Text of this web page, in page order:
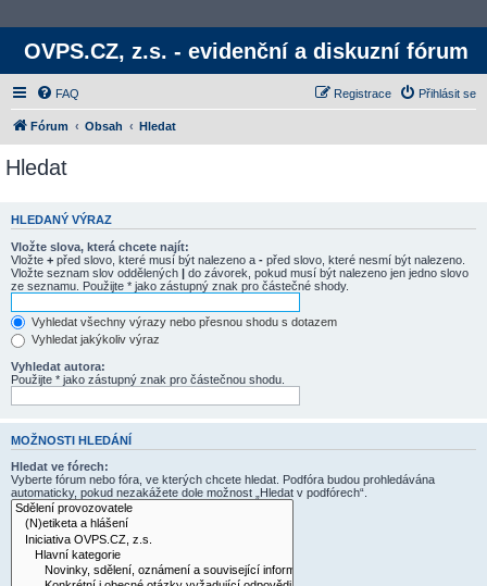
OVPS.CZ, z.s. - evidenční a diskuzní fórum
FAQ Přihlásit se
Registrace
Fórum Obsah Hledat
Hledat
HLEDANÝ VÝRAZ
Vložte slova, která chcete najít:
Vložte + před slovo, které musí být nalezeno a - před slovo, které nesmí být nalezeno.
Vložte seznam slov oddělených | do závorek, pokud musí být nalezeno jen jedno slovo
ze seznamu. Použijte * jako zástupný znak pro částečné shody.
Vyhledat všechny výrazy nebo přesnou shodu s dotazem
Vyhledat jakýkoliv výraz
Vyhledat autora:
Použijte * jako zástupný znak pro částečnou shodu.
MOŽNOSTI HLEDÁNÍ
Hledat ve fórech:
Vyberte fórum nebo fóra, ve kterých chcete hledat. Podfóra budou prohledávána
automaticky, pokud nezakážete dole možnost „Hledat v podfórech“.